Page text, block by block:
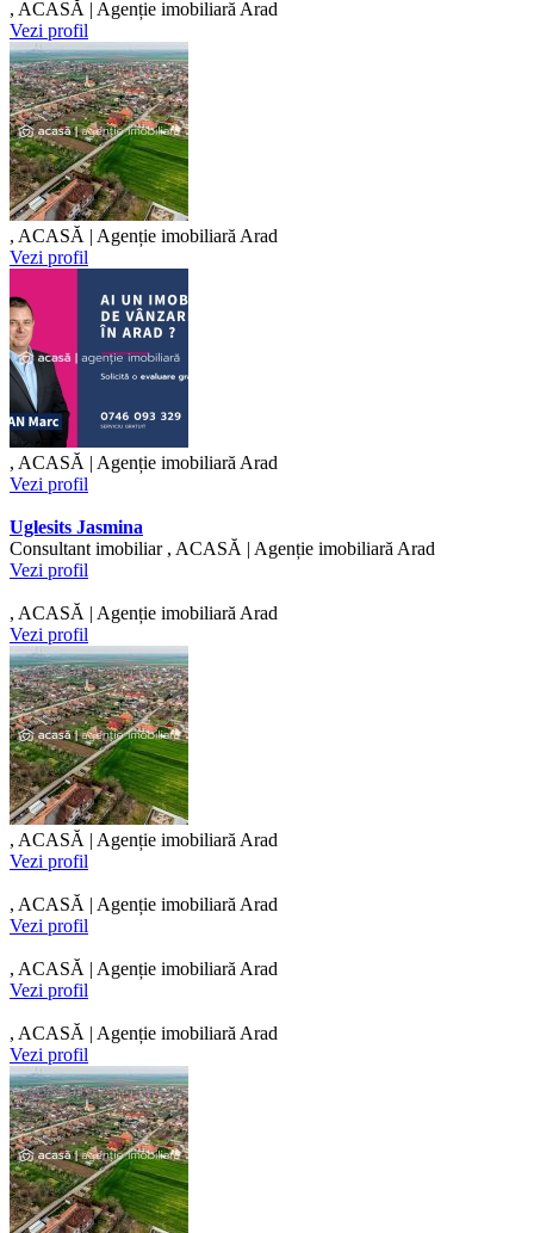
, ACASĂ | Agenție imobiliară Arad
Vezi profil
, ACASĂ | Agenție imobiliară Arad
Vezi profil
, ACASĂ | Agenție imobiliară Arad
Vezi profil
Uglesits Jasmina
Consultant imobiliar , ACASĂ | Agenție imobiliară Arad
Vezi profil
, ACASĂ | Agenție imobiliară Arad
Vezi profil
, ACASĂ | Agenție imobiliară Arad
Vezi profil
, ACASĂ | Agenție imobiliară Arad
Vezi profil
, ACASĂ | Agenție imobiliară Arad
Vezi profil
, ACASĂ | Agenție imobiliară Arad
Vezi profil